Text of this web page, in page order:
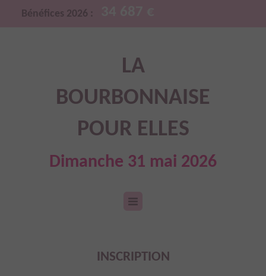
Bénéfices 2026 :
LA
BOURBONNAISE
POUR ELLES
Dimanche 31 mai 2026
INSCRIPTION